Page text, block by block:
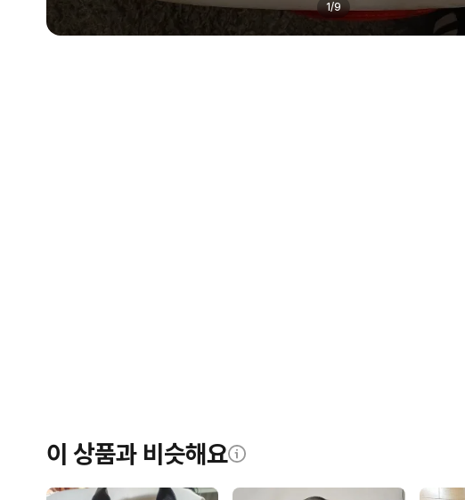
1/9
이 상품과 비슷해요